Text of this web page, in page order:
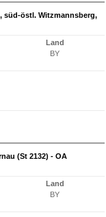
süd-östl. Witzmannsberg,
Land
BY
(St 2132) - OA
Land
BY